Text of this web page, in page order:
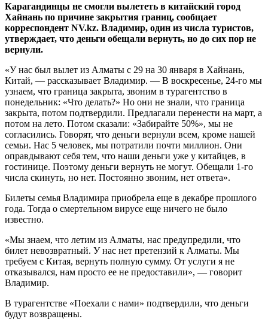
Карагандинцы не смогли вылететь в китайский город
Хайнань по причине закрытия границ, сообщает
корреспондент NV.kz. Владимир, один из числа туристов,
утверждает, что деньги обещали вернуть, но до сих пор не
вернули.
«У нас был вылет из Алматы с 29 на 30 января в Хайнань,
Китай, — рассказывает Владимир. — В воскресенье, 24-го мы
узнаем, что граница закрыта, звоним в турагентство в
понедельник: «Что делать?» Но они не знали, что граница
закрыта, потом подтвердили. Предлагали перенести на март, а
потом на лето. Потом сказали: «Забирайте 50%», мы не
согласились. Говорят, что деньги вернули всем, кроме нашей
семьи. Нас 5 человек, мы потратили почти миллион. Они
оправдывают себя тем, что наши деньги уже у китайцев, в
гостинице. Поэтому деньги вернуть не могут. Обещали 1-го
числа скинуть, но нет. Постоянно звоним, нет ответа».
Билеты семья Владимира приобрела еще в декабре прошлого
года. Тогда о смертельном вирусе еще ничего не было
известно.
«Мы знаем, что летим из Алматы, нас предупредили, что
билет невозвратный. У нас нет претензий к Алматы. Мы
требуем с Китая, вернуть полную сумму. От услуги я не
отказывался, нам просто ее не предоставили», — говорит
Владимир.
В турагентстве «Поехали с нами» подтвердили, что деньги
будут возвращены.